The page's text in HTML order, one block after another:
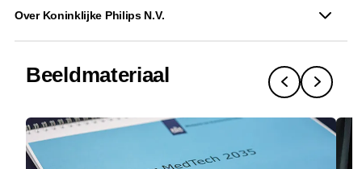
Over Koninklijke Philips N.V.
Beeldmateriaal